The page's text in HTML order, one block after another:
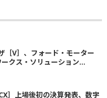
［V］、フォード・モーター
ークス・ソリューション...
］上場後初の決算発表、数字